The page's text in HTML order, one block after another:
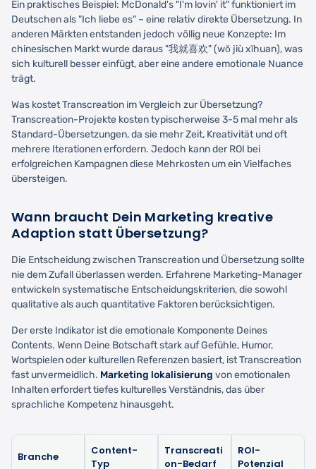
Ein praktisches Beispiel: McDonald's "I'm lovin' it" funktioniert im
Deutschen als "Ich liebe es" – eine relativ direkte Übersetzung. In
anderen Märkten entstanden jedoch völlig neue Konzepte: Im
chinesischen Markt wurde daraus "我就喜欢" (wǒ jiù xǐhuan), was
sich kulturell besser einfügt, aber eine andere emotionale Nuance
trägt.
Was kostet Transcreation im Vergleich zur Übersetzung?
Transcreation-Projekte kosten typischerweise 3-5 mal mehr als
Standard-Übersetzungen, da sie mehr Zeit, Kreativität und oft
mehrere Iterationen erfordern. Jedoch kann der ROI bei
erfolgreichen Kampagnen diese Mehrkosten um ein Vielfaches
übersteigen.
Wann braucht Dein Marketing kreative
Adaption statt Übersetzung?
Die Entscheidung zwischen Transcreation und Übersetzung sollte
nie dem Zufall überlassen werden. Erfahrene Marketing-Manager
entwickeln systematische Entscheidungskriterien, die sowohl
qualitative als auch quantitative Faktoren berücksichtigen.
Der erste Indikator ist die emotionale Komponente Deines
Contents. Wenn Deine Botschaft stark auf Gefühle, Humor,
Wortspielen oder kulturellen Referenzen basiert, ist Transcreation
fast unvermeidlich. Marketing lokalisierung von emotionalen
Inhalten erfordert tiefes kulturelles Verständnis, das über
sprachliche Kompetenz hinausgeht.
Branche
Content-
Typ
Transcreati
on-Bedarf
ROI-
Potenzial